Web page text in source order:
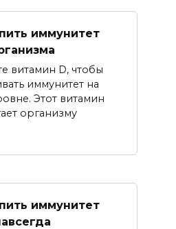
иммунитет
витамин D, чтобы
иммунитет на
Этот витамин
организму
иммунитет